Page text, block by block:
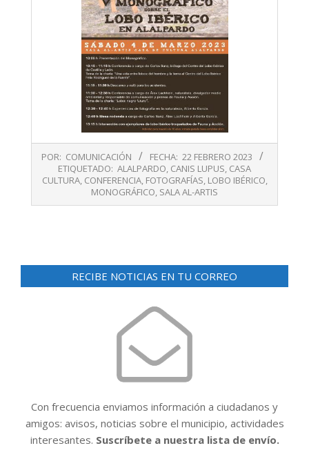
02-
22
POR: COMUNICACIÓN FECHA: 22 FEBRERO 2023
ETIQUETADO: ALALPARDO, CANIS LUPUS, CASA
CULTURA, CONFERENCIA, FOTOGRAFÍAS, LOBO IBÉRICO,
MONOGRÁFICO, SALA AL-ARTIS
RECIBE NOTICIAS EN TU CORREO
Con frecuencia enviamos información a ciudadanos y
amigos: avisos, noticias sobre el municipio, actividades
interesantes. Suscríbete a nuestra lista de envío.